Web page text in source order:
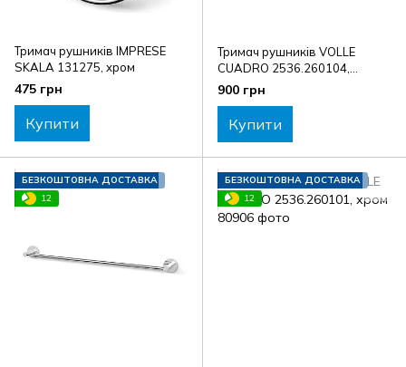
Тримач рушників IMPRESE
SKALA 131275, хром
475 грн
Купити
Тримач рушників VOLLE
CUADRO 2536.260104,
чорний
900 грн
Купити
БЕЗКОШТОВНА ДОСТАВКА
12
БЕЗКОШТОВНА ДОСТАВКА
12